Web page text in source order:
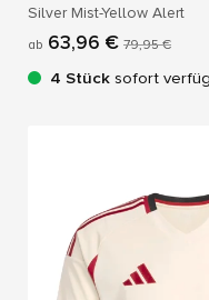
Silver Mist-Yellow Alert
ab 63,96 € 79,95 €
4 Stück sofort